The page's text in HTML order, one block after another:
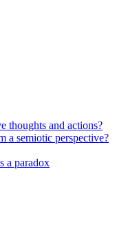
thoughts and actions?
a semiotic perspective?
a paradox